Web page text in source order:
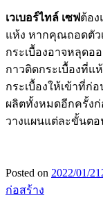
เวเบอร์ไทล์ เซฟต้อง
แห้ง หากคุณถอดตัวเ
กระเบื้องอาจหลุด
กาวติดกระเบื้องที่แ
กระเบื้องให้เข้าที่ก่
ผลิตทั้งหมดอีกครั้ง
วางแผนแต่ละขั้นตอ
Posted on 2022/01/21
ก่อสร้าง